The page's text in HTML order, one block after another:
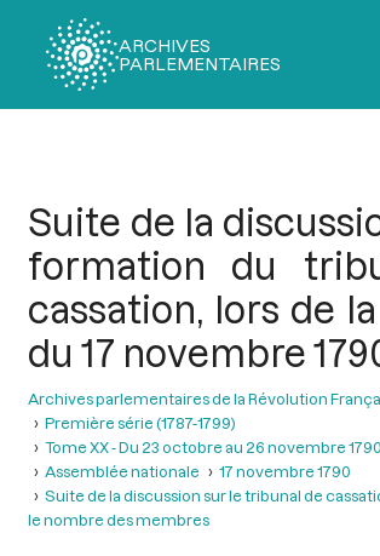
ARCHIVES
PARLEMENTAIRES
Suite de la
formation du
cassation, lors de
du 17 novembre
Archives parlementaires de la Révolution
Première série (1787-1799)
Tome XX - Du 23 octobre au 26 novembre 1790
Assemblée nationale
17 novembre 1790
Suite de la discussion sur le tribunal de
le nombre des membres